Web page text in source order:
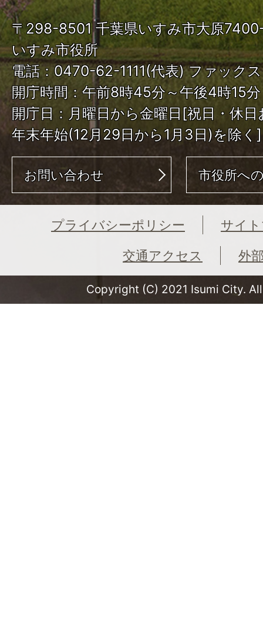
ISUMI
City
〒298-8501 千葉県いすみ市大原
いすみ市役所
電話：0470-62-1111(代表) ファック
開庁時間：午前8時45分～午後4時15分
開庁日：月曜日から金曜日[祝日・休日
年末年始(12月29日から1月3日)を除く]
お問い合わせ 市役所へ
プライバシーポリシー
サイ
交通アクセス
外
Copyright (C) 2021 Isumi City.